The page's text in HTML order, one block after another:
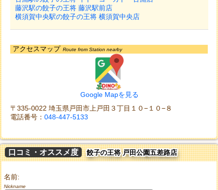
藤沢駅の餃子の王将 藤沢駅前店
横須賀中央駅の餃子の王将 横須賀中央店
アクセスマップ Route from Station nearby
Google Mapを見る
〒335-0022 埼玉県戸田市上戸田３丁目１０−１０−８
電話番号： 048-447-5133
口コミ・オススメ度 餃子の王将 戸田公園五差路店
名前:
Nickname